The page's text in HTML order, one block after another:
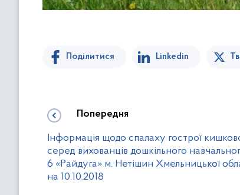
Поділитися Linkedin
Попередня
Інформація щодо спалаху гострої
серед вихованців дошкільного
6 «Райдуга» м. Нетішин Хмельницької
на 10.10.2018